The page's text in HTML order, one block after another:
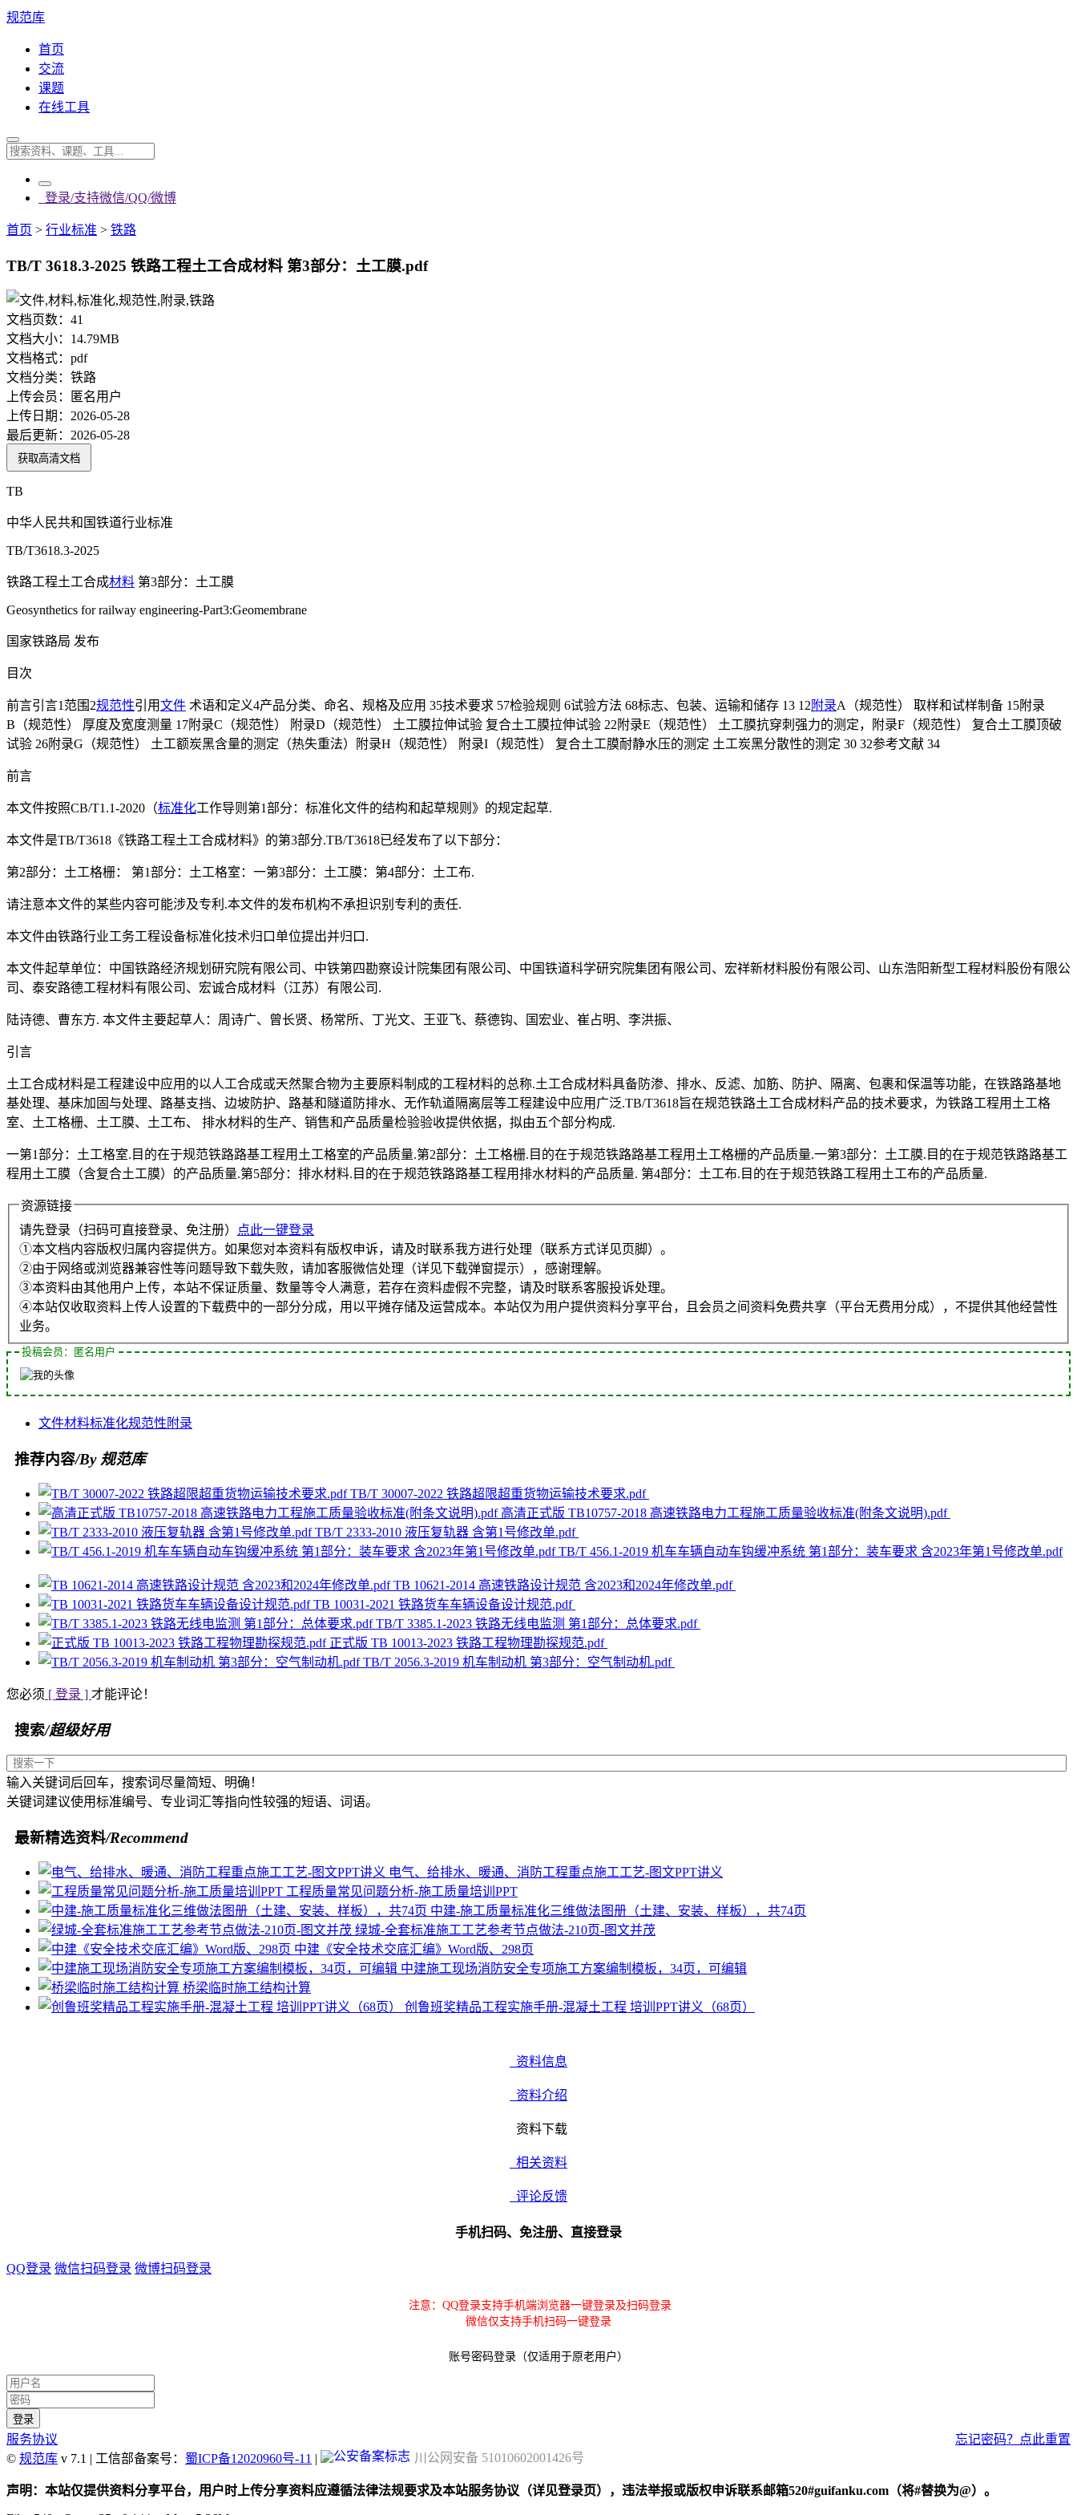
规范库
首页
交流
课题
在线工具
登录/支持微信/QQ/微博
首页 > 行业标准 > 铁路
TB/T 3618.3-2025 铁路工程土工合成材料 第3部分：土工膜.pdf
文档页数： 41
文档大小： 14.79MB
文档格式： pdf
文档分类： 铁路
上传会员：
匿名用户
上传日期： 2026-05-28
最后更新： 2026-05-28
获取高清文档
TB
中华人民共和国铁道行业标准
TB/T3618.3-2025
铁路工程土工合成材料 第3部分：土工膜
Geosynthetics for railway engineering-Part3:Geomembrane
国家铁路局 发布
目次
前言引言1范围2规范性引用文件 术语和定义4产品分类、命名、规格及应用 35技术要求 57检验规则 6试验方法 68标志、包装、运输和储存 13 12附录A（规范性） 取样和试样制备 15附录
B（规范性） 厚度及宽度测量 17附录C（规范性） 附录D（规范性） 土工膜拉伸试验 复合土工膜拉伸试验 22附录E（规范性） 土工膜抗穿刺强力的测定，附录F（规范性） 复合土工膜顶破
试验 26附录G（规范性） 土工额炭黑含量的测定（热失重法）附录H（规范性） 附录I（规范性） 复合土工膜耐静水压的测定 土工炭黑分散性的测定 30 32参考文献 34
前言
本文件按照CB/T1.1-2020（标准化工作导则第1部分：标准化文件的结构和起草规则》的规定起草.
本文件是TB/T3618《铁路工程土工合成材料》的第3部分.TB/T3618已经发布了以下部分：
第2部分：土工格栅： 第1部分：土工格室：一第3部分：土工膜：第4部分：土工布.
请注意本文件的某些内容可能涉及专利.本文件的发布机构不承担识别专利的责任.
本文件由铁路行业工务工程设备标准化技术归口单位提出并归口.
本文件起草单位：中国铁路经济规划研究院有限公司、中铁第四勘察设计院集团有限公司、中国铁道科学研究院集团有限公司、宏祥新材料股份有限公司、山东浩阳新型工程材料股份有限公
司、泰安路德工程材料有限公司、宏诚合成材料（江苏）有限公司.
陆诗德、曹东方. 本文件主要起草人：周诗广、曾长贤、杨常所、丁光文、王亚飞、蔡德钩、国宏业、崔占明、李洪振、
引言
土工合成材料是工程建设中应用的以人工合成或天然聚合物为主要原料制成的工程材料的总称.土工合成材料具备防渗、排水、反滤、加筋、防护、隔离、包裹和保温等功能，在铁路路基地
基处理、基床加固与处理、路基支挡、边坡防护、路基和隧道防排水、无作轨道隔离层等工程建设中应用广泛.TB/T3618旨在规范铁路土工合成材料产品的技术要求，为铁路工程用土工格
室、土工格栅、土工膜、土工布、 排水材料的生产、销售和产品质量检验验收提供依据，拟由五个部分构成.
一第1部分：土工格室.目的在于规范铁路路基工程用土工格室的产品质量.第2部分：土工格栅.目的在于规范铁路路基工程用土工格栅的产品质量.一第3部分：土工膜.目的在于规范铁路路基工
程用土工膜（含复合土工膜）的产品质量.第5部分：排水材料.目的在于规范铁路路基工程用排水材料的产品质量. 第4部分：土工布.目的在于规范铁路工程用土工布的产品质量.
资源链接
请先登录（扫码可直接登录、免注册）
点此一键登录
①本文档内容版权归属内容提供方。如果您对本资料有版权申诉，请及时联系我方进行处理（联系方式详见页脚）。
②由于网络或浏览器兼容性等问题导致下载失败，请加客服微信处理（详见下载弹窗提示），感谢理解。
③本资料由其他用户上传，本站不保证质量、数量等令人满意，若存在资料虚假不完整，请及时联系客服投诉处理。
④本站仅收取资料上传人设置的下载费中的一部分分成，用以平摊存储及运营成本。本站仅为用户提供资料分享平台，且会员之间资料免费共享（平台无费用分成），不提供其他经营性
业务。
投稿会员：匿名用户
文件材料标准化规范性 附录
推荐内容/By 规范库
TB/T 30007-2022 铁路超限超重货物运输技术要求.pdf
高清正式版 TB10757-2018 高速铁路电力工程施工质量验收标准(附条文说明).pdf
TB/T 2333-2010 液压复轨器 含第1号修改单.pdf
TB/T 456.1-2019 机车车辆自动车钩缓冲系统 第1部分：装车要求 含2023年第1号修改单.pdf
TB 10621-2014 高速铁路设计规范 含2023和2024年修改单.pdf
TB 10031-2021 铁路货车车辆设备设计规范.pdf
TB/T 3385.1-2023 铁路无线电监测 第1部分：总体要求.pdf
正式版 TB 10013-2023 铁路工程物理勘探规范.pdf
TB/T 2056.3-2019 机车制动机 第3部分：空气制动机.pdf
您必须 [ 登录 ] 才能评论！
搜索/超级好用
输入关键词后回车，搜索词尽量简短、明确！
关键词建议使用标准编号、专业词汇等指向性较强的短语、词语。
最新精选资料/Recommend
电气、给排水、暖通、消防工程重点施工工艺-图文PPT讲义
工程质量常见问题分析-施工质量培训PPT
中建-施工质量标准化三维做法图册（土建、安装、样板），共74页
绿城-全套标准施工工艺参考节点做法-210页-图文并茂
中建《安全技术交底汇编》Word版、298页
中建施工现场消防安全专项施工方案编制模板，34页，可编辑
桥梁临时施工结构计算
创鲁班奖精品工程实施手册-混凝土工程 培训PPT讲义（68页）
资料信息
资料介绍
资料下载
相关资料
评论反馈
手机扫码、免注册、直接登录
QQ登录 微信扫码登录 微博扫码登录
注意：QQ登录支持手机端浏览器一键登录及扫码登录
微信仅支持手机扫码一键登录
账号密码登录（仅适用于原老用户）
服务协议
忘记密码？点此重置
© 规范库 v 7.1 | 工信部备案号： 蜀ICP备12020960号-11 | 川公网安备 51010602001426号
声明：本站仅提供资料分享平台，用户时上传分享资料应遵循法律法规要求及本站服务协议（详见登录页），违法举报或版权申诉联系邮箱520#guifanku.com（将#替换为@）。